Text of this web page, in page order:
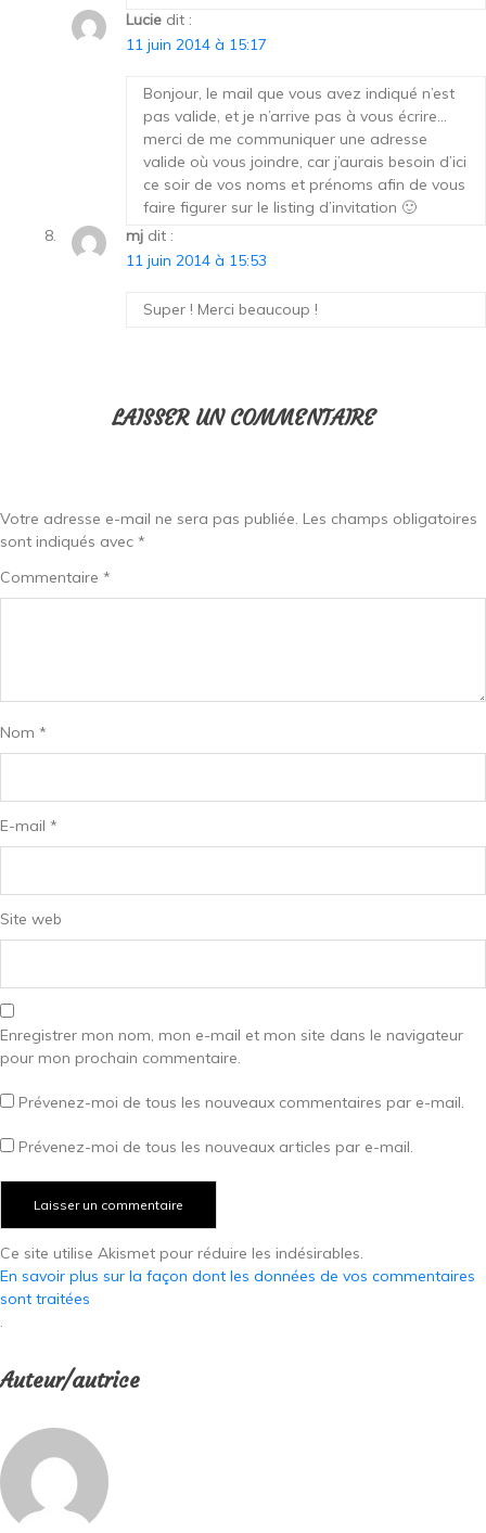
Lucie dit :
11 juin 2014 à 15:17
Bonjour, le mail que vous avez indiqué n’est
pas valide, et je n’arrive pas à vous écrire…
merci de me communiquer une adresse
valide où vous joindre, car j’aurais besoin d’ici
ce soir de vos noms et prénoms afin de vous
faire figurer sur le listing d’invitation 🙂
mj dit :
11 juin 2014 à 15:53
Super ! Merci beaucoup !
LAISSER UN COMMENTAIRE
Votre adresse e-mail ne sera pas publiée. Les champs obligatoires
sont indiqués avec *
Commentaire *
Nom *
E-mail *
Site web
Enregistrer mon nom, mon e-mail et mon site dans le navigateur
pour mon prochain commentaire.
Prévenez-moi de tous les nouveaux commentaires par e-mail.
Prévenez-moi de tous les nouveaux articles par e-mail.
Ce site utilise Akismet pour réduire les indésirables.
En savoir plus sur la façon dont les données de vos commentaires
sont traitées
.
Auteur/autrice